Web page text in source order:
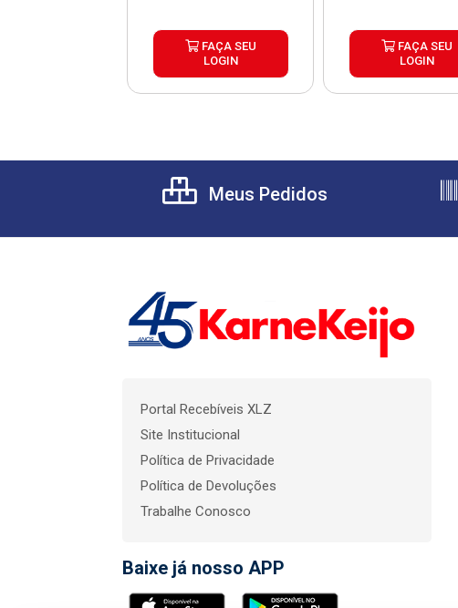
FAÇA SEU
LOGIN
FAÇA SEU
LOGIN
Meus Pedidos
Portal Recebíveis XLZ
Site Institucional
Política de Privacidade
Política de Devoluções
Trabalhe Conosco
Baixe já nosso APP